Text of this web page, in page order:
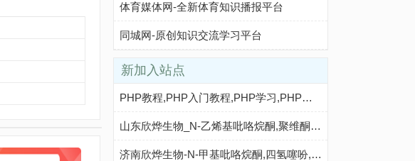
体育媒体网-全新体育知识播报平台
同城网-原创知识交流学习平台
新加入站点
PHP教程,PHP入门教程,PHP学习,PHP程序员,PHP网站,PHP视频教程,Mysql教程,CMS教程,PHP粉丝网 - PHP粉丝网
山东欣烨生物_N-乙烯基吡咯烷酮,聚维酮k30;聚乙烯吡咯烷酮,对苯二酚,乙醇钠,丁酰肼原药,固体甲醇钠
济南欣烨生物-N-甲基吡咯烷酮,四氢噻吩,对苯醌,对苯酚,氧化苯乙烯,间苯甲醚,环戊酮